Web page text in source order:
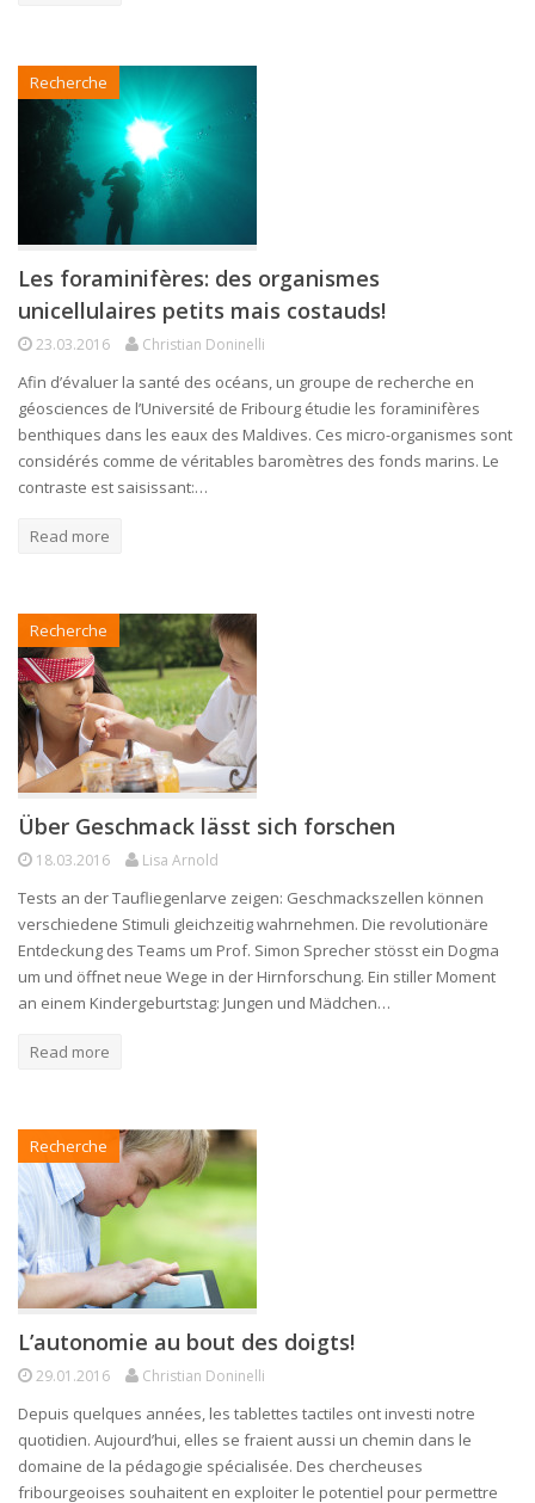
Recherche
Les foraminifères: des organismes
unicellulaires petits mais costauds!
23.03.2016 Christian Doninelli
Afin d’évaluer la santé des océans, un groupe de recherche en
géosciences de l’Université de Fribourg étudie les foraminifères
benthiques dans les eaux des Maldives. Ces micro-organismes sont
considérés comme de véritables baromètres des fonds marins. Le
contraste est saisissant:…
Read more
Recherche
Über Geschmack lässt sich forschen
18.03.2016 Lisa Arnold
Tests an der Taufliegenlarve zeigen: Geschmackszellen können
verschiedene Stimuli gleichzeitig wahrnehmen. Die revolutionäre
Entdeckung des Teams um Prof. Simon Sprecher stösst ein Dogma
um und öffnet neue Wege in der Hirnforschung. Ein stiller Moment
an einem Kindergeburtstag: Jungen und Mädchen…
Read more
Recherche
L’autonomie au bout des doigts!
29.01.2016 Christian Doninelli
Depuis quelques années, les tablettes tactiles ont investi notre
quotidien. Aujourd’hui, elles se fraient aussi un chemin dans le
domaine de la pédagogie spécialisée. Des chercheuses
fribourgeoises souhaitent en exploiter le potentiel pour permettre